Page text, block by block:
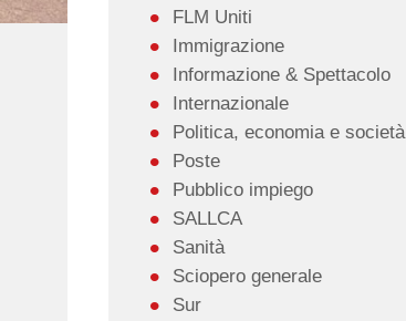
FLM Uniti
Immigrazione
Informazione & Spettacolo
Internazionale
Politica, economia e società
Poste
Pubblico impiego
SALLCA
Sanità
Sciopero generale
Sur